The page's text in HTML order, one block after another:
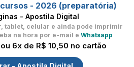
- 2026 (preparatória)
- Apostila Digital
tablet, celular e ainda pode imprimir
na hora por e-mail e Whatsapp
6x de R$ 10,50 no cartão